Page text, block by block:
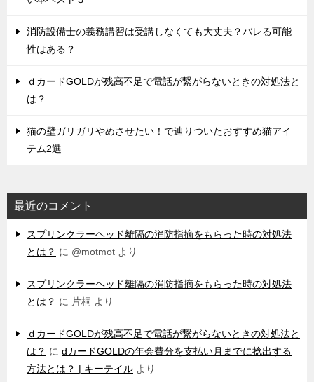
消防設備士の義務講習は受講しなくても大丈夫？バレる可能
性はある？
ｄカードGOLDが残高不足で電話が繋がらないときの対処法と
は？
猫の壁ガリガリやめさせたい！で辿りついたおすすめ猫アイ
テム2選
最近のコメント
スプリンクラーヘッド離隔の消防指摘をもらった時の対処法
とは？ に @motmot より
スプリンクラーヘッド離隔の消防指摘をもらった時の対処法
とは？ に 片桐 より
ｄカードGOLDが残高不足で電話が繋がらないときの対処法と
は？ に dカードGOLDの年会費分を支払い月までに捻出する
方法とは？ | キーテイル より